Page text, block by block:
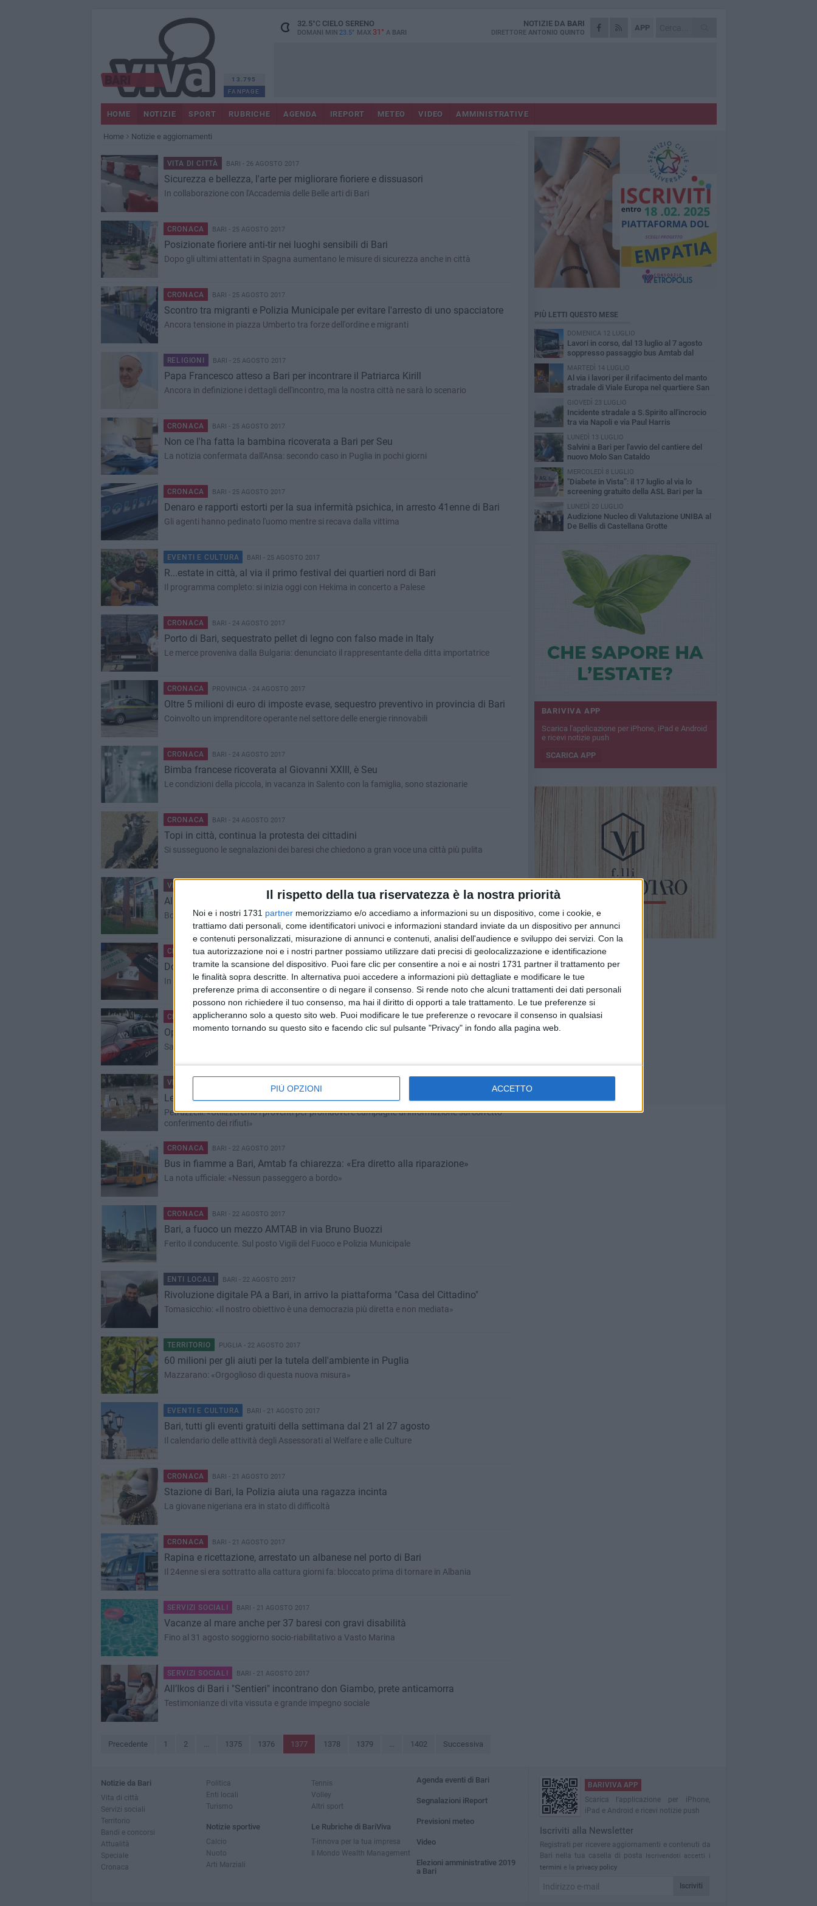
Il rispetto della tua riservatezza è la nostra priorità
Noi e i nostri 1731 partner memorizziamo e/o accediamo a informazioni su un dispositivo, come i cookie, e
trattiamo dati personali, come identificatori univoci e informazioni standard inviate da un dispositivo per annunci
e contenuti personalizzati, misurazione di annunci e contenuti, analisi dell'audience e sviluppo dei servizi. Con la
tua autorizzazione noi e i nostri partner possiamo utilizzare dati precisi di geolocalizzazione e identificazione
tramite la scansione del dispositivo. Puoi fare clic per consentire a noi e ai nostri 1731 partner il trattamento per
le finalità sopra descritte. In alternativa puoi accedere a informazioni più dettagliate e modificare le tue
preferenze prima di acconsentire o di negare il consenso. Si rende noto che alcuni trattamenti dei dati personali
possono non richiedere il tuo consenso, ma hai il diritto di opporti a tale trattamento. Le tue preferenze si
applicheranno solo a questo sito web. Puoi modificare le tue preferenze o revocare il consenso in qualsiasi
momento tornando su questo sito e facendo clic sul pulsante "Privacy" in fondo alla pagina web.
PIÙ OPZIONI ACCETTO
13.795
FANPAGE
32.5°CCIELO SERENO
DOMANI MIN 23.5° MAX 31° A BARI
APP
NOTIZIE DA BARI
DIRETTORE ANTONIO QUINTO
HOME NOTIZIE SPORT RUBRICHE AGENDA IREPORT METEO VIDEO AMMINISTRATIVE
Home Notizie e aggiornamenti
VITA DI CITTÀ BARI - 26 AGOSTO 2017
Sicurezza e bellezza, l'arte per migliorare fioriere e dissuasori
In collaborazione con l'Accademia delle Belle arti di Bari
CRONACA BARI - 25 AGOSTO 2017
Posizionate fioriere anti-tir nei luoghi sensibili di Bari
Dopo gli ultimi attentati in Spagna aumentano le misure di sicurezza anche in città
CRONACA BARI - 25 AGOSTO 2017
Scontro tra migranti e Polizia Municipale per evitare l'arresto di uno spacciatore
Ancora tensione in piazza Umberto tra forze dell'ordine e migranti
RELIGIONI BARI - 25 AGOSTO 2017
Papa Francesco atteso a Bari per incontrare il Patriarca Kirill
Ancora in definizione i dettagli dell'incontro, ma la nostra città ne sarà lo scenario
CRONACA BARI - 25 AGOSTO 2017
Non ce l'ha fatta la bambina ricoverata a Bari per Seu
La notizia confermata dall'Ansa: secondo caso in Puglia in pochi giorni
CRONACA BARI - 25 AGOSTO 2017
Denaro e rapporti estorti per la sua infermità psichica, in arresto 41enne di Bari
Gli agenti hanno pedinato l'uomo mentre si recava dalla vittima
EVENTI E CULTURA BARI - 25 AGOSTO 2017
R...estate in città, al via il primo festival dei quartieri nord di Bari
Il programma completo: si inizia oggi con Hekima in concerto a Palese
CRONACA BARI - 24 AGOSTO 2017
Porto di Bari, sequestrato pellet di legno con falso made in Italy
Le merce proveniva dalla Bulgaria: denunciato il rappresentante della ditta importatrice
CRONACA PROVINCIA - 24 AGOSTO 2017
Oltre 5 milioni di euro di imposte evase, sequestro preventivo in provincia di Bari
Coinvolto un imprenditore operante nel settore delle energie rinnovabili
CRONACA BARI - 24 AGOSTO 2017
Bimba francese ricoverata al Giovanni XXIII, è Seu
Le condizioni della piccola, in vacanza in Salento con la famiglia, sono stazionarie
CRONACA BARI - 24 AGOSTO 2017
Topi in città, continua la protesta dei cittadini
Si susseguono le segnalazioni dei baresi che chiedono a gran voce una città più pulita
VITA DI CITTÀ
Al via Accademia Social Park, progetto per minori finanziato dal 5x1000
Bottalico: «Impiegare queste risorse in favore dei minori svantaggiati»
CRONACA BARI - 23 AGOSTO 2017
Dogana di Bari, trovate munizioni e una pistola con matricola abrasa
In arresto un italiano durante controlli ai veicoli provenienti dall'Albania
CRONACA BARI - 23 AGOSTO 2017
Operazione Kairos, in manette Cesare Michele Oreste
Salgono a quota 19 gli arresti per mafia tra Bari e la Murgia
VITA DI CITTÀ BARI - 23 AGOSTO 2017
Le fototrappole inchiodano gli "sporcaccioni": 63 sanzioni in otto giorni
Petruzzelli: «Utilizzeremo i proventi per promuovere campagne di informazione sul corretto
conferimento dei rifiuti»
CRONACA BARI - 22 AGOSTO 2017
Bus in fiamme a Bari, Amtab fa chiarezza: «Era diretto alla riparazione»
La nota ufficiale: «Nessun passeggero a bordo»
CRONACA BARI - 22 AGOSTO 2017
Bari, a fuoco un mezzo AMTAB in via Bruno Buozzi
Ferito il conducente. Sul posto Vigili del Fuoco e Polizia Municipale
ENTI LOCALI BARI - 22 AGOSTO 2017
Rivoluzione digitale PA a Bari, in arrivo la piattaforma "Casa del Cittadino"
Tomasicchio: «Il nostro obiettivo è una democrazia più diretta e non mediata»
TERRITORIO PUGLIA - 22 AGOSTO 2017
60 milioni per gli aiuti per la tutela dell'ambiente in Puglia
Mazzarano: «Orgoglioso di questa nuova misura»
EVENTI E CULTURA BARI - 21 AGOSTO 2017
Bari, tutti gli eventi gratuiti della settimana dal 21 al 27 agosto
Il calendario delle attività degli Assessorati al Welfare e alle Culture
CRONACA BARI - 21 AGOSTO 2017
Stazione di Bari, la Polizia aiuta una ragazza incinta
La giovane nigeriana era in stato di difficoltà
CRONACA BARI - 21 AGOSTO 2017
Rapina e ricettazione, arrestato un albanese nel porto di Bari
Il 24enne si era sottratto alla cattura giorni fa: bloccato prima di tornare in Albania
SERVIZI SOCIALI BARI - 21 AGOSTO 2017
Vacanze al mare anche per 37 baresi con gravi disabilità
Fino al 31 agosto soggiorno socio-riabilitativo a Vasto Marina
SERVIZI SOCIALI BARI - 21 AGOSTO 2017
All’Ikos di Bari i "Sentieri" incontrano don Giambo, prete anticamorra
Testimonianze di vita vissuta e grande impegno sociale
Precedente 1 2 ... 1375 1376 1377 1378 1379 ... 1402 Successiva
PIÙ LETTI QUESTO MESE
DOMENICA 12 LUGLIO
Lavori in corso, dal 13 luglio al 7 agosto
soppresso passaggio bus Amtab dal
cimitero di S.Spirito
MARTEDÌ 14 LUGLIO
A​l via i lavori per il rifacimento del manto
stradale di Viale Europa nel quartiere San
GIOVEDÌ 23 LUGLIO
Incidente stradale a S.Spirito all'incrocio
tra via Napoli e via Paul Harris
LUNEDÌ 13 LUGLIO
Salvini a Bari per l'avvio del cantiere del
nuovo Molo San Cataldo
MERCOLEDÌ 8 LUGLIO
"Diabete in Vista”: il 17 luglio al via lo
screening gratuito della ASL Bari per la
retinopatia diabetica
LUNEDÌ 20 LUGLIO
Audizione Nucleo di Valutazione UNIBA al
De Bellis di Castellana Grotte
BARIVIVA APP
Scarica l'applicazione per iPhone, iPad e Android
e ricevi notizie push
SCARICA APP
Notizie da Bari
Vita di città
Servizi sociali
Territorio
Bandi e concorsi
Attualità
Speciale
Cronaca
Politica
Enti locali
Turismo
Notizie sportive
Calcio
Nuoto
Arti Marziali
Tennis
Volley
Altri sport
Le Rubriche di BariViva
T-innova per la tua impresa
Il Mondo Wealth Management
Agenda eventi di Bari
Segnalazioni iReport
Previsioni meteo
Video
Elezioni amministrative 2019
a Bari
BARIVIVA APP
Scarica l'applicazione per iPhone,
iPad e Android e ricevi notizie push
Iscriviti alla Newsletter
Registrati per ricevere aggiornamenti e contenuti da
Bari nella tua casella di posta Iscrivendoti accetti i
termini e la privacy policy
Iscriviti